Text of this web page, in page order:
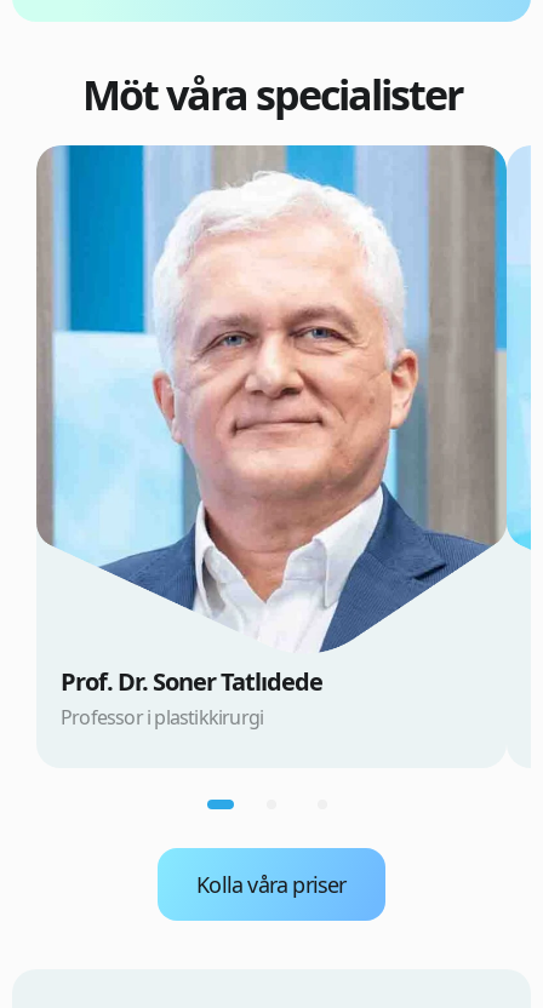
Möt våra specialister
Prof. Dr. Soner Tatlıdede
Professor i plastikkirurgi
Kolla våra priser